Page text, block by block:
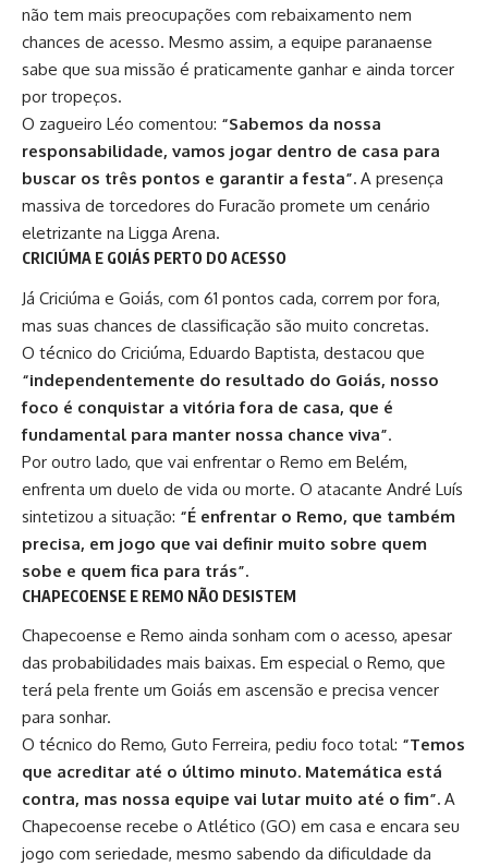
não tem mais preocupações com rebaixamento nem
chances de acesso. Mesmo assim, a equipe paranaense
sabe que sua missão é praticamente ganhar e ainda torcer
por tropeços.
O zagueiro Léo comentou: “Sabemos da nossa
responsabilidade, vamos jogar dentro de casa para
buscar os três pontos e garantir a festa”. A presença
massiva de torcedores do Furacão promete um cenário
eletrizante na Ligga Arena.
CRICIÚMA E GOIÁS PERTO DO ACESSO
Já Criciúma e Goiás, com 61 pontos cada, correm por fora,
mas suas chances de classificação são muito concretas.
O técnico do Criciúma, Eduardo Baptista, destacou que
“independentemente do resultado do Goiás, nosso
foco é conquistar a vitória fora de casa, que é
fundamental para manter nossa chance viva”.
Por outro lado, que vai enfrentar o Remo em Belém,
enfrenta um duelo de vida ou morte. O atacante André Luís
sintetizou a situação: “É enfrentar o Remo, que também
precisa, em jogo que vai definir muito sobre quem
sobe e quem fica para trás”.
CHAPECOENSE E REMO NÃO DESISTEM
Chapecoense e Remo ainda sonham com o acesso, apesar
das probabilidades mais baixas. Em especial o Remo, que
terá pela frente um Goiás em ascensão e precisa vencer
para sonhar.
O técnico do Remo, Guto Ferreira, pediu foco total: “Temos
que acreditar até o último minuto. Matemática está
contra, mas nossa equipe vai lutar muito até o fim”. A
Chapecoense recebe o Atlético (GO) em casa e encara seu
jogo com seriedade, mesmo sabendo da dificuldade da